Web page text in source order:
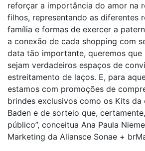
reforçar a importância do amor na
filhos, representando as diferentes
família e formas de exercer a
a conexão de cada shopping com
data tão importante, queremos que
sejam verdadeiros espaços de
estreitamento de laços. E, para
estamos com promoções de
brindes exclusivos como os Kits da
Baden e de sorteio que,
público”, conceitua Ana Paula
Marketing da Aliansce Sonae +